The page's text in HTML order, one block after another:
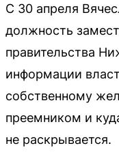
С 30 апреля
должность
правительства
информации
собственному
преемником и
не раскрывается.